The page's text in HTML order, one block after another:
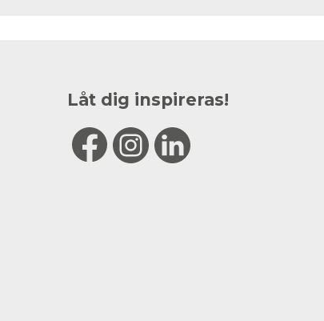
Låt dig inspireras!